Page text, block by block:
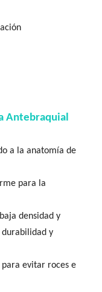
Antebraquial
a la anatomía de
para la
densidad y
y
para evitar roces e